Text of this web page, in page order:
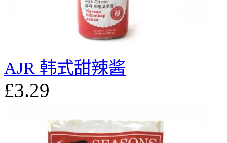
AJR 韩式甜辣酱
£3.29